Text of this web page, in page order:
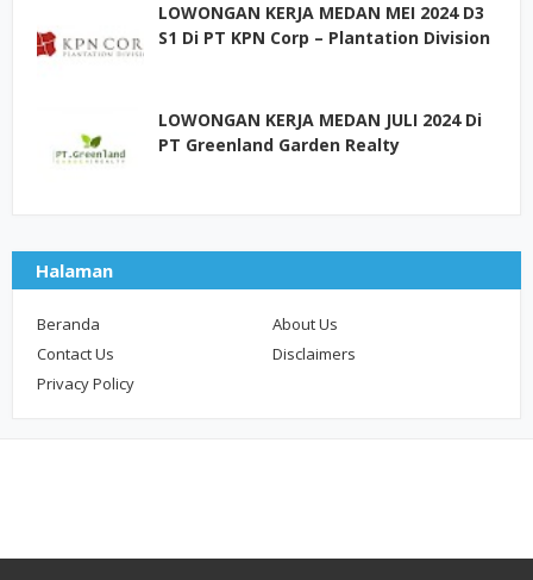
LOWONGAN KERJA MEDAN MEI 2024 D3
S1 Di PT KPN Corp – Plantation Division
LOWONGAN KERJA MEDAN JULI 2024 Di
PT Greenland Garden Realty
Halaman
Beranda
About Us
Contact Us
Disclaimers
Privacy Policy